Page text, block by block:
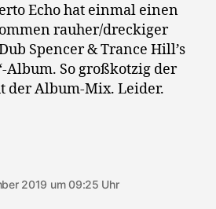
Echo hat einmal einen
rauher/dreckiger
Spencer & Trance Hill’s
Album. So großkotzig der
der Album-Mix. Leider.
2019 um 09:25 Uhr